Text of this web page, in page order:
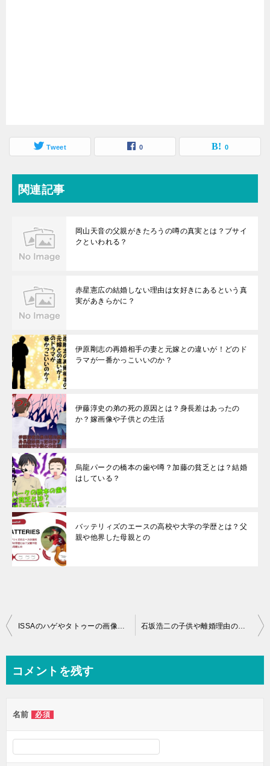
Tweet 0 0
関連記事
岡山天音の父親がきたろうの噂の真実とは？ブサイ
クといわれる？
赤星憲広の結婚しない理由は女好きにあるという真
実があきらかに？
伊原剛志の再婚相手の妻と元嫁との違いが！どのド
ラマが一番かっこいいのか？
伊藤淳史の弟の死の原因とは？身長差はあったの
か？嫁画像や子供との生活
烏龍パークの橋本の歯や噂？加藤の貧乏とは？結婚
はしている？
バッテリィズのエースの高校や大学の学歴とは？父
親や他界した母親との
投
ビ
ー
シ
ISSAのハゲやタトゥーの画像って？髪は増毛の真実！彼女との結婚！ 石坂浩二の子供や離婚理由のが驚き？再婚相手や学歴と大学の謎！
コメントを残す
名前 必須